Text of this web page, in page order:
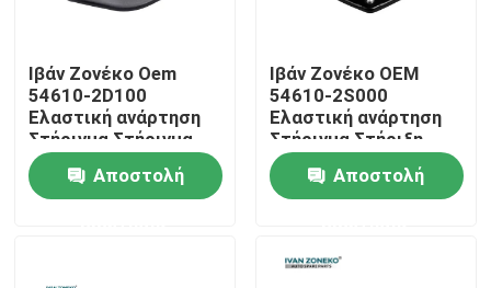
Επικοινωνήστε μαζί μας
Νέα
Ιβάν Ζονέκο Oem
54610-2D100
Ελαστική ανάρτηση
Στήριγμα Στήριγμα
Μπροστά Άξονα
Αριστερά 1 έτος
Εγγύηση
Αποστολή
Ιβάν Ζονέκο ΟΕΜ
54610-2S000
Ελαστική ανάρτηση
Στήριγμα Στήριξη
Πρωτοξυλοφόρος
Αριστερός 1 έτος
Εγγύηση
Αποστολή